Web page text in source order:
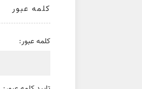
کلمه عبور
کلمه عبور: